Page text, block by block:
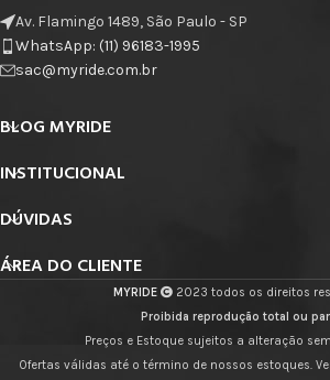
Av. Flamingo 1489, São Paulo - SP
WhatsApp: (11) 96183-1995
sac@myride.com.br
BLOG MYRIDE
INSTITUCIONAL
DÚVIDAS
ÁREA DO CLIENTE
MYRIDE
2023 todos os direitos
Proibida reprodução total ou
Preços e Estoque sujeitos a alteração
Ofertas válidas até o término de nossos estoques.